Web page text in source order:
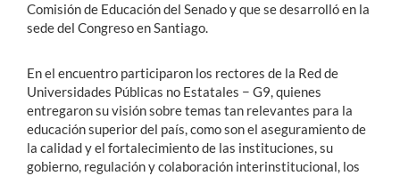
Comisión de Educación del Senado y que se desarrolló en la
sede del Congreso en Santiago.
En el encuentro participaron los rectores de la Red de
Universidades Públicas no Estatales − G9, quienes
entregaron su visión sobre temas tan relevantes para la
educación superior del país, como son el aseguramiento de
la calidad y el fortalecimiento de las instituciones, su
gobierno, regulación y colaboración interinstitucional, los